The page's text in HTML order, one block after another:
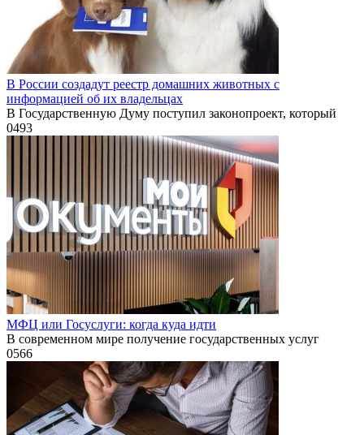
В России создадут реестр домашних животных с
информацией об их владельцах
В Государственную Думу поступил законопроект, который
0493
МФЦ или Госуслуги: когда куда идти
В современном мире получение государственных услуг
0566